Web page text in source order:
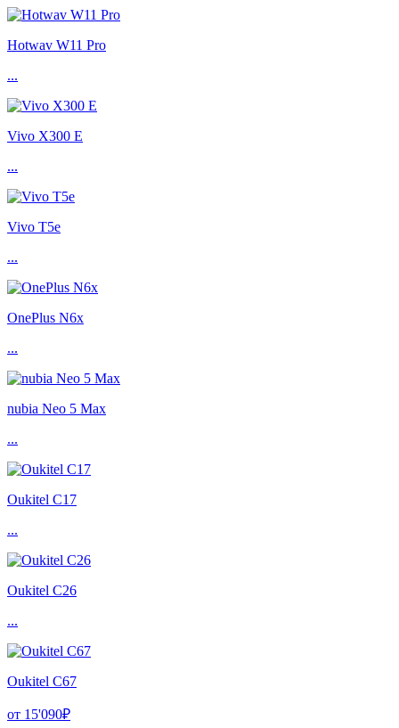
Hotwav W11 Pro
...
Vivo X300 E
...
Vivo T5e
...
OnePlus N6x
...
nubia Neo 5 Max
...
Oukitel C17
...
Oukitel C26
...
Oukitel C67
от 15'090₽